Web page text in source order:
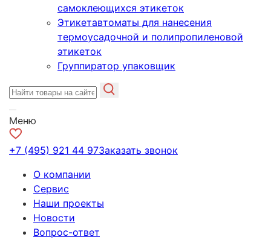
самоклеющихся этикеток
Этикетавтоматы для нанесения
термоусадочной и полипропиленовой
этикеток
Группиратор упаковщик
Меню
+7 (495) 921 44 97Заказать звонок
О компании
Сервис
Наши проекты
Новости
Вопрос-ответ